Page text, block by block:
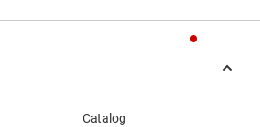
Catalog